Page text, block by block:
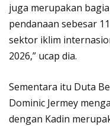
juga merupakan
pendanaan sebesar
sektor iklim
2026,” ucap dia.
Sementara itu Duta
Dominic Jermey
dengan Kadin